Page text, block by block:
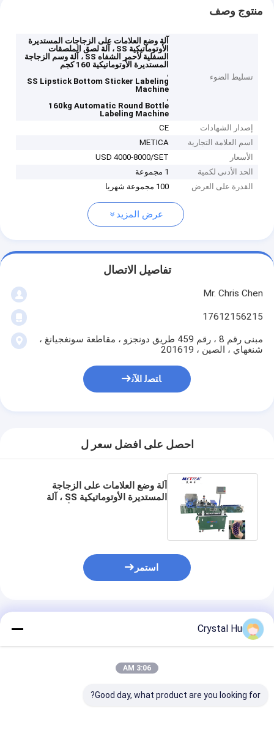
منتوج وصف
تسليط الضوء
آلة وضع العلامات على الزجاجات المستديرة
الأوتوماتيكية SS ، آلة لصق الملصقات
السفلية لأحمر الشفاه SS ، آلة وسم الزجاجة
المستديرة الأوتوماتيكية 160 كجم
,
SS Lipstick Bottom Sticker Labeling
Machine
,
160kg Automatic Round Bottle
Labeling Machine
إصدار الشهادات
CE
اسم العلامة التجارية
METICA
الأسعار
USD 4000-8000/SET
الحد الأدنى لكمية
1 مجموعة
القدرة على العرض
100 مجموعة شهريا
عرض المزيد
تفاصيل الاتصال
Mr. Chris Chen
17612156215
مبنى رقم 8 ، رقم 459 طريق دونجزو ، مقاطعة سونغجيانغ ،
شنغهاي ، الصين ، 201619
ﺎﺘﺼﻟ ﺍﻶﻧ
احصل على افضل سعر ل
آلة وضع العلامات على الزجاجة
المستديرة الأوتوماتيكية SS ، آلة
استمر
المنتجات الموصى بها
Crystal Hu
3:06 AM
Good day, what product are you looking for?